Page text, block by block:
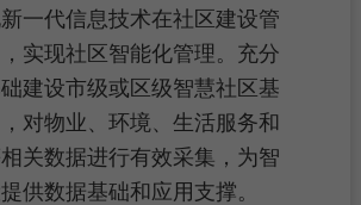
一代信息技术在社区建设管
实现社区智能化管理。充分
建设市级或区级智慧社区基
对物业、环境、生活服务和
关数据进行有效采集，为智
供数据基础和应用支撑。